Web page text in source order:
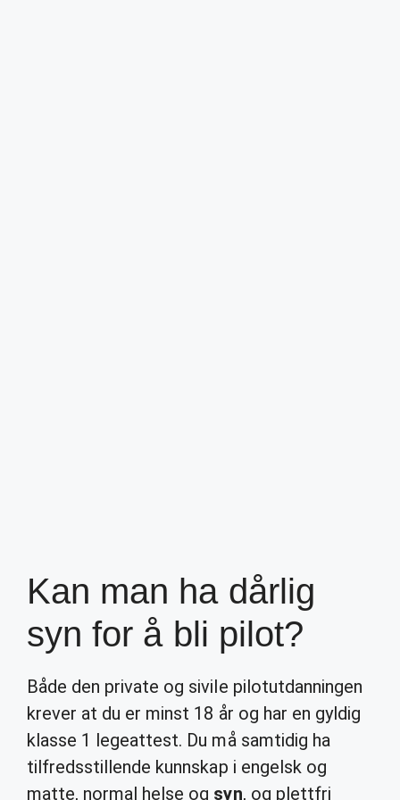
Kan man ha dårlig
syn for å bli pilot?
Både den private og sivile pilotutdanningen
krever at du er minst 18 år og har en gyldig
klasse 1 legeattest. Du må samtidig ha
tilfredsstillende kunnskap i engelsk og
matte, normal helse og syn, og plettfri